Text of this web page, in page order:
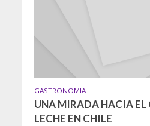
GASTRONOMIA
UNA MIRADA HACIA EL
LECHE EN CHILE